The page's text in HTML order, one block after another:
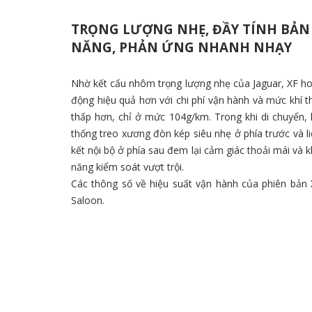
TRỌNG LƯỢNG NHẸ, ĐẦY TÍNH BẢN
NĂNG, PHẢN ỨNG NHANH NHẠY
Nhờ kết cấu nhôm trọng lượng nhẹ của Jaguar, XF
động hiệu quả hơn với chi phí vận hành và mức khí
thấp hơn, chỉ ở mức 104g/km. Trong khi di chuyển,
thống treo xương đòn kép siêu nhẹ ở phía trước và
kết nội bộ ở phía sau đem lại cảm giác thoải mái và
năng kiểm soát vượt trội.
Các thông số về hiệu suất vận hành của phiên bản
Saloon.